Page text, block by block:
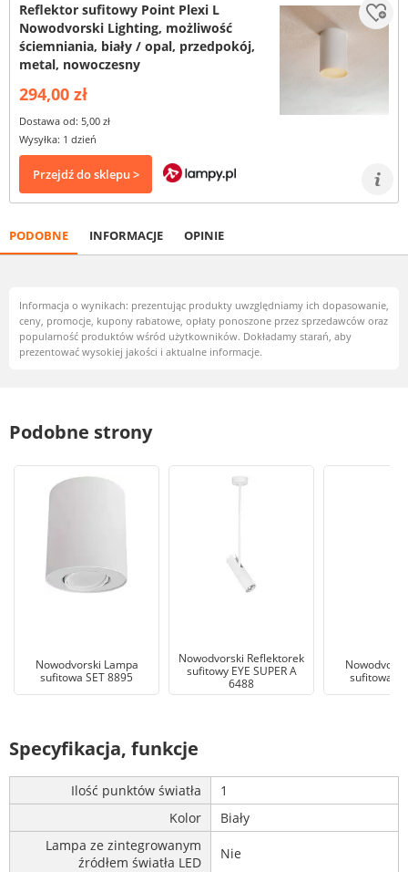
Reflektor sufitowy Point Plexi L
Nowodvorski Lighting, możliwość
ściemniania, biały / opal, przedpokój,
metal, nowoczesny
294,00 zł
Dostawa od: 5,00 zł
Wysyłka: 1 dzień
Przejdź do sklepu >
PODOBNE INFORMACJE OPINIE
Informacja o wynikach: prezentując produkty uwzględniamy ich dopasowanie,
ceny, promocje, kupony rabatowe, opłaty ponoszone przez sprzedawców oraz
popularność produktów wśród użytkowników. Dokładamy starań, aby
prezentować wysokiej jakości i aktualne informacje.
Podobne strony
Nowodvorski Lampa
sufitowa SET 8895
Nowodvorski Reflektorek
sufitowy EYE SUPER A
6488
sufitowa
Specyfikacja, funkcje
Ilość punktów światła
1
Kolor
Biały
Lampa ze zintegrowanym
źródłem światła LED
Nie